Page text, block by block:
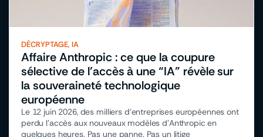
DÉCRYPTAGE,IA
Affaire Anthropic : ce que la coupure
sélective de l’accès à une “IA” révèle sur
la souveraineté technologique
européenne
Le 12 juin 2026, des milliers d’entreprises européennes ont
perdu l’accès aux nouveaux modèles d’Anthropic en
quelques heures. Pas une panne. Pas un litige